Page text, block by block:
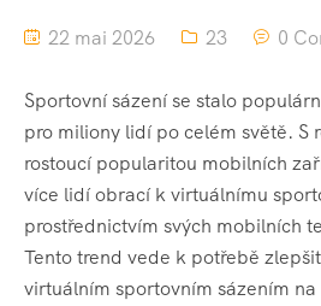
22 mai 2026 23 0
Sportovní sázení se stalo
pro miliony lidí po celém světě. S
rostoucí popularitou mobilních
více lidí obrací k virtuálnímu
prostřednictvím svých mobilních
Tento trend vede k potřebě
virtuálním sportovním sázením